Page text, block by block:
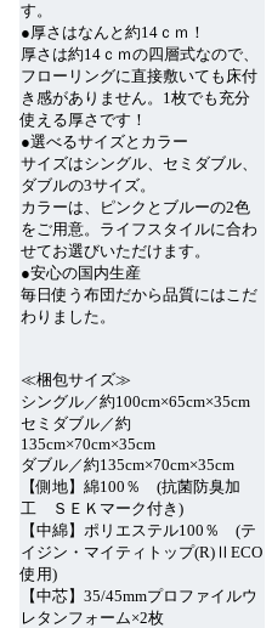
す。
●厚さはなんと約14ｃｍ！
厚さは約14ｃｍの四層式なので、
フローリングに直接敷いても床付
き感がありません。1枚でも充分
使える厚さです！
●選べるサイズとカラー
サイズはシングル、セミダブル、
ダブルの3サイズ。
カラーは、ピンクとブルーの2色
をご用意。ライフスタイルに合わ
せてお選びいただけます。
●安心の国内生産
毎日使う布団だから品質にはこだ
わりました。
≪梱包サイズ≫
シングル／約100cm×65cm×35cm
セミダブル／約
135cm×70cm×35cm
ダブル／約135cm×70cm×35cm
【側地】綿100％ (抗菌防臭加
工 ＳＥＫマーク付き)
【中綿】ポリエステル100％ (テ
イジン・マイティトップ(R)ⅡECO
使用)
【中芯】35/45mmプロファイルウ
レタンフォーム×2枚